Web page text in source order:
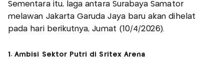
Sementara itu, laga antara Surabaya Samator
melawan Jakarta Garuda Jaya baru akan dihelat
pada hari berikutnya, Jumat (10/4/2026).
1. Ambisi Sektor Putri di Sritex Arena